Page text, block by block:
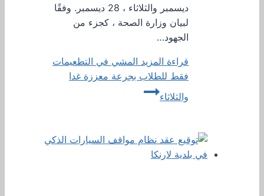
ديسمبر والثلاثاء ، 28 ديسمبر. وفقًا
لبيان وزارة الصحة ، كجزء من
الجهود…
قراءة المزيد المشي في التطعيمات
فقط للطلاب بجرعة معززة غدا
والثلاثاء